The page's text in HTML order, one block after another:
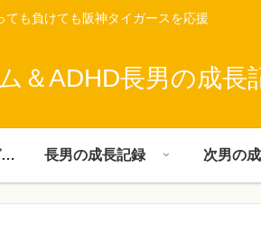
ても負けても阪神タイガースを応援
＆ADHD長男の成長
父ちゃんの話（タイガース） 長男の成長記録 次男の